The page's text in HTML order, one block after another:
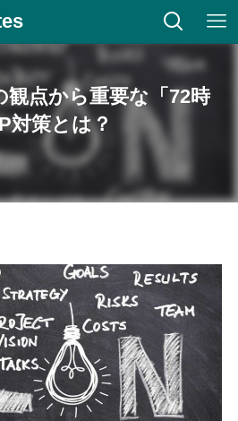
観点から重要な「72時
対策とは？